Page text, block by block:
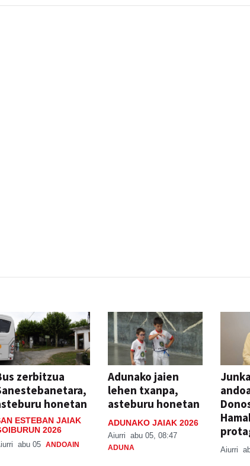
zerbitzua
honetan
ESTEBAN JAIAK
2026
abu 05 ANDOAIN
Adunako jaien
lehen txanpa,
asteburu honetan
ADUNAKO JAIAK 2026
Aiurri abu 05, 08:47
ADUNA Aiurri